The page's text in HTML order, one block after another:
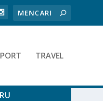
TRAVEL